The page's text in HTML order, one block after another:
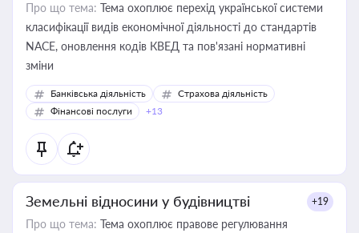
Про що тема: Тема охоплює перехід української системи
класифікації видів економічної діяльності до стандартів
NACE, оновлення кодів КВЕД та пов'язані нормативні
зміни
Банківська діяльність
Страхова діяльність
Фінансові послуги
+13
Земельні відносини у будівництві +19
Про що тема: Тема охоплює правове регулювання